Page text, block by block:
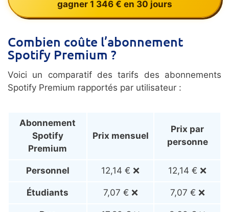
gagner 1 346 € en 30 jours
Combien coûte l’abonnement
Spotify Premium ?
Voici un comparatif des tarifs des abonnements
Spotify Premium rapportés par utilisateur :
Abonnement
Spotify
Premium
Prix mensuel
Prix par
personne
Personnel 12,14 € ❌ 12,14 € ❌
Étudiants 7,07 € ❌ 7,07 € ❌